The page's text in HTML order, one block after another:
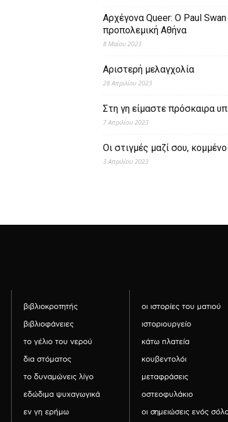
Αρχέγονα Queer: O Paul
προπολεμική Αθήνα
8 Μαΐου 2023
Αριστερή μελαγχολία
28 Απριλίου 2023
Στη γη είμαστε πρόσκαιρα
7 Απριλίου 2023
Οι στιγμές μαζί σου, κομμένο
3 Απριλίου 2023
βιβλιοκροτητής
βιβλιοφάνειες
το γέλιο του νερού
δια στόματος
το δυναμώνεις λίγο
εδώδιμα ψυχαγωγικά
εν γη ερήμω
οι ιστορίες του ματιού
ιστοριουργείο
κάτω πλατεία
κουβεντολόι
μεταφράσεις
οστεοφυλάκιο
οι σημειώσεις ενός